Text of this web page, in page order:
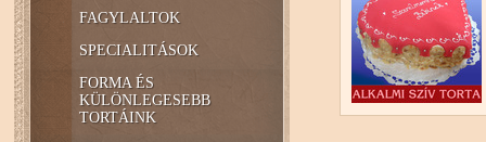
FAGYLALTOK
SPECIALITÁSOK
FORMA ÉS
KÜLÖNLEGESEBB
TORTÁINK